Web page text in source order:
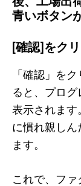
青いボタン
[確認]をク
「確認」を
ると、プロ
表示されま
に慣れ親しん
ます。
これで、フ